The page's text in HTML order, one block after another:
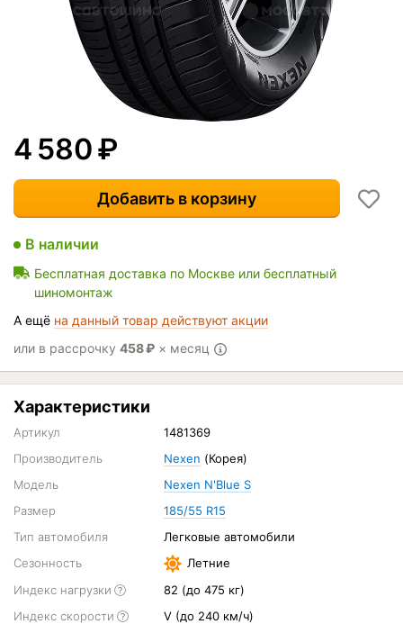
4 580₽
Добавить в корзину
В наличии
Бесплатная доставка по Москве или бесплатный
шиномонтаж
А ещё на данный товар действуют акции
или в рассрочку 458₽ × месяц
Характеристики
Артикул
1481369
Производитель
Nexen (Корея)
Модель
Nexen N'Blue S
Размер
185/55 R15
Тип автомобиля
Легковые автомобили
Сезонность
Летние
Индекс нагрузки
82 (до 475 кг)
Индекс скорости
V (до 240 км/ч)